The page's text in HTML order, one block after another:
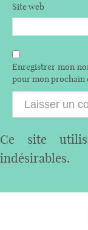
Site web
Enregistrer mon
pour mon prochain
Ce site
indésirables.